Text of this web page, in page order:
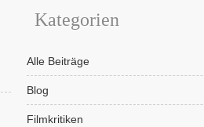
Kategorien
Alle Beiträge
Blog
Filmkritiken